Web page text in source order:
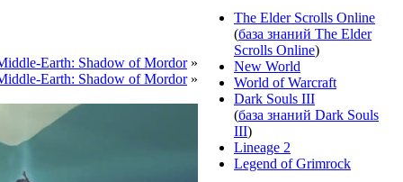
Earth: Shadow of Mordor»
Earth: Shadow of Mordor»
The Elder Scrolls Online
(база знаний The Elder
Scrolls Online)
New World
World of Warcraft
Dark Souls III
(база знаний Dark Souls
III)
Lineage 2
Legend of Grimrock